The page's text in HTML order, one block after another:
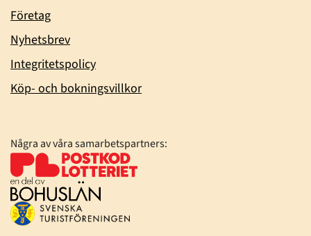
Företag
Nyhetsbrev
Integritetspolicy
Köp- och bokningsvillkor
Några av våra samarbetspartners: